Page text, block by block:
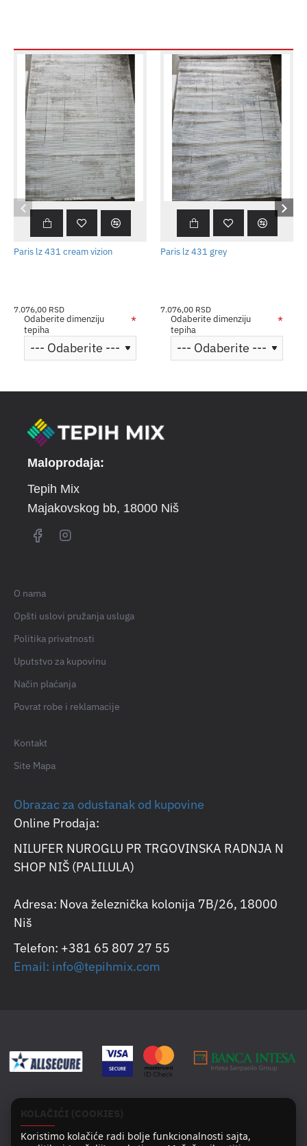
Paris lz 431 cream vizion
7.076,00 RSD
Odaberite dimenziju
tepiha
Paris lz 431 grey
7.076,00 RSD
Odaberite dimenziju
tepiha
Maloprodaja:
Tepih Mix
Majakovskog bb, 18000 Niš
O nama
Opšti uslovi pružanja usluga
Politika privatnosti
Uputstvo za kupovinu
Način plaćanja
Povrat robe i reklamacije
Kontakt
Site Mapa
Obrazac za odustanak od kupovine
Online Prodaja:
NILUFER NUROGLU PR TRGOVINSKA RADNJA N
SHOP NIŠ (PALILULA)
Adresa: Nova železnička kolonija 7B/26, 18000
Niš
Telefon: +381 65 807 27 55
Email: info@tepihmix.com
KOLAČIĆI (COOKIES)
Koristimo kolačiće radi bolje funkcionalnosti sajta,